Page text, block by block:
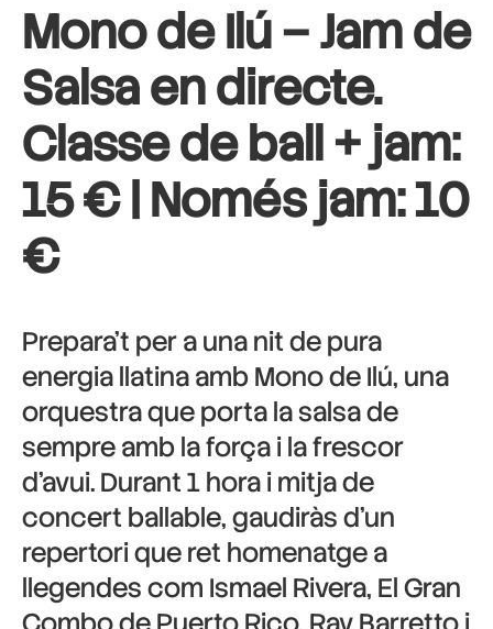
Mono de Ilú – Jam de
Salsa en directe.
Classe de ball + jam:
15 € | Només jam: 10
€
Prepara’t per a una nit de pura
energia llatina amb Mono de Ilú, una
orquestra que porta la salsa de
sempre amb la força i la frescor
d’avui. Durant 1 hora i mitja de
concert ballable, gaudiràs d’un
repertori que ret homenatge a
llegendes com Ismael Rivera, El Gran